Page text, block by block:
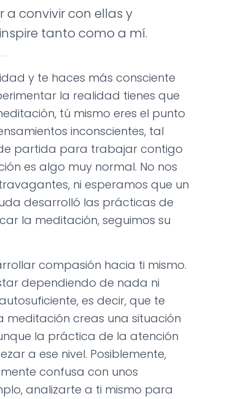
a convivir con ellas y
tanto como a mí.
y te haces más consciente
la realidad tienes que
tú mismo eres el punto
inconscientes, tal
partida para trabajar contigo
es algo muy normal. No nos
ni esperamos que un
desarrolló las prácticas de
la meditación, seguimos su
compasión hacia ti mismo.
dependiendo de nada ni
es decir, que te
meditación creas una situación
la práctica de la atención
a ese nivel. Posiblemente,
confusa con unos
analizarte a ti mismo para